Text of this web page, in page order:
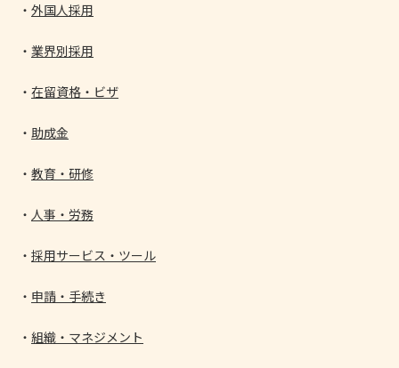
外国人採用
業界別採用
在留資格・ビザ
助成金
教育・研修
人事・労務
採用サービス・ツール
申請・手続き
組織・マネジメント